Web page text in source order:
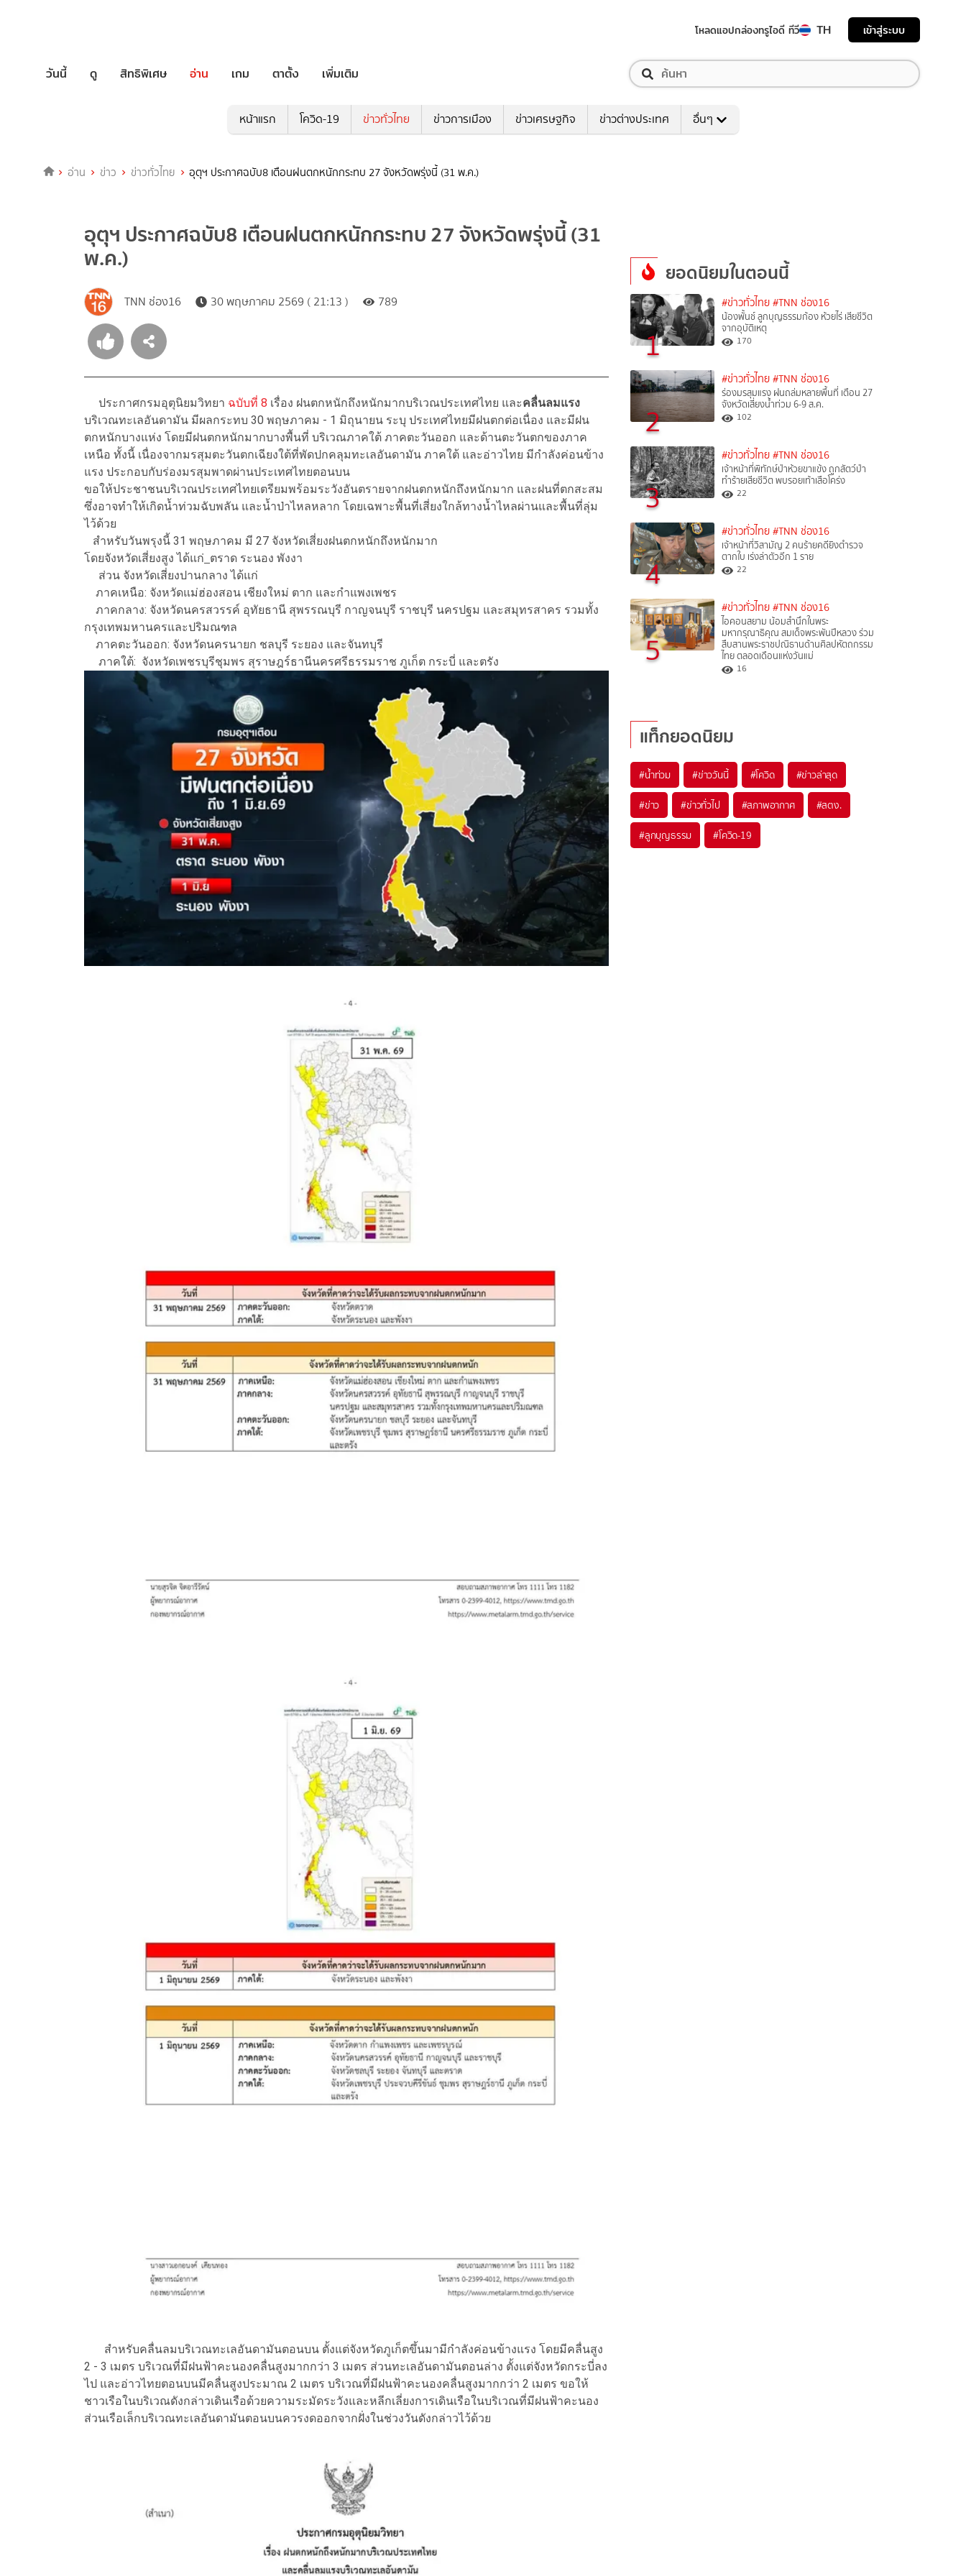
โหลดแอปกล่องทรูไอดี ทีวี TH เข้าสู่ระบบ
วันนี้ ดู สิทธิพิเศษ อ่าน เกม ตาตั้ง เพิ่มเติม
หน้าแรก โควิด-19 ข่าวทั่วไทย ข่าวการเมือง ข่าวเศรษฐกิจ ข่าวต่างประเทศ อื่นๆ
อ่าน ข่าว ข่าวทั่วไทย อุตุฯ ประกาศฉบับ8 เตือนฝนตกหนักกระทบ 27 จังหวัดพรุ่งนี้ (31 พ.ค.)
อุตุฯ ประกาศฉบับ8 เตือนฝนตกหนักกระทบ 27 จังหวัดพรุ่งนี้ (31
พ.ค.)
TNN ช่อง16 30 พฤษภาคม 2569 ( 21:13 ) 789
ประกาศกรมอุตุนิยมวิทยา ฉบับที่ 8 เรื่อง ฝนตกหนักถึงหนักมากบริเวณประเทศไทย และคลื่นลมแรง
บริเวณทะเลอันดามัน มีผลกระทบ 30 พฤษภาคม - 1 มิถุนายน ระบุ ประเทศไทยมีฝนตกต่อเนื่อง และมีฝน
ตกหนักบางแห่ง โดยมีฝนตกหนักมากบางพื้นที่ บริเวณภาคใต้ ภาคตะวันออก และด้านตะวันตกของภาค
เหนือ ทั้งนี้ เนื่องจากมรสุมตะวันตกเฉียงใต้ที่พัดปกคลุมทะเลอันดามัน ภาคใต้ และอ่าวไทย มีกำลังค่อนข้าง
แรง ประกอบกับร่องมรสุมพาดผ่านประเทศไทยตอนบน
ขอให้ประชาชนบริเวณประเทศไทยเตรียมพร้อมระวังอันตรายจากฝนตกหนักถึงหนักมาก และฝนที่ตกสะสม
ซึ่งอาจทำให้เกิดน้ำท่วมฉับพลัน และน้ำป่าไหลหลาก โดยเฉพาะพื้นที่เสี่ยงใกล้ทางน้ำไหลผ่านและพื้นที่ลุ่ม
ไว้ด้วย
สำหรับวันพรุงนี้ 31 พฤษภาคม มี 27 จังหวัดเสี่ยงฝนตกหนักถึงหนักมาก
โดยจังหวัดเสี่ยงสูง ได้แก่ ตราด ระนอง พังงา
ส่วน จังหวัดเสี่ยงปานกลาง ได้แก่
ภาคเหนือ: จังหวัดแม่ฮ่องสอน เชียงใหม่ ตาก และกำแพงเพชร
ภาคกลาง: จังหวัดนครสวรรค์ อุทัยธานี สุพรรณบุรี กาญจนบุรี ราชบุรี นครปฐม และสมุทรสาคร รวมทั้ง
กรุงเทพมหานครและปริมณฑล
ภาคตะวันออก: จังหวัดนครนายก ชลบุรี ระยอง และจันทบุรี
ภาคใต้: จังหวัดเพชรบุรีชุมพร สุราษฎร์ธานีนครศรีธรรมราช ภูเก็ต กระบี่ และตรัง
สำหรับคลื่นลมบริเวณทะเลอันดามันตอนบน ตั้งแต่จังหวัดภูเก็ตขึ้นมามีกำลังค่อนข้างแรง โดยมีคลื่นสูง
2 - 3 เมตร บริเวณที่มีฝนฟ้าคะนองคลื่นสูงมากกว่า 3 เมตร ส่วนทะเลอันดามันตอนล่าง ตั้งแต่จังหวัดกระบี่ลง
ไป และอ่าวไทยตอนบนมีคลื่นสูงประมาณ 2 เมตร บริเวณที่มีฝนฟ้าคะนองคลื่นสูงมากกว่า 2 เมตร ขอให้
ชาวเรือในบริเวณดังกล่าวเดินเรือด้วยความระมัดระวังและหลีกเลี่ยงการเดินเรือในบริเวณที่มีฝนฟ้าคะนอง
ส่วนเรือเล็กบริเวณทะเลอันดามันตอนบนควรงดออกจากฝั่งในช่วงวันดังกล่าวไว้ด้วย
ยอดนิยมในตอนนี้
1
#ข่าวทั่วไทย #TNN ช่อง16
น้องพั้นช์ ลูกบุญธรรมก้อง ห้วยไร่ เสียชีวิต
จากอุบัติเหตุ
170
2
#ข่าวทั่วไทย #TNN ช่อง16
ร่องมรสุมแรง ฝนถล่มหลายพื้นที่ เตือน 27
จังหวัดเสี่ยงน้ำท่วม 6-9 ส.ค.
102
3
#ข่าวทั่วไทย #TNN ช่อง16
เจ้าหน้าที่พิทักษ์ป่าห้วยขาแข้ง ถูกสัตว์ป่า
ทำร้ายเสียชีวิต พบรอยเท้าเสือโคร่ง
22
4
#ข่าวทั่วไทย #TNN ช่อง16
เจ้าหน้าที่วิสามัญ 2 คนร้ายคดียิงตำรวจ
ตากใบ เร่งล่าตัวอีก 1 ราย
22
5
#ข่าวทั่วไทย #TNN ช่อง16
ไอคอนสยาม น้อมสำนึกในพระ
มหากรุณาธิคุณ สมเด็จพระพันปีหลวง ร่วม
สืบสานพระราชปณิธานด้านศิลปหัตถกรรม
ไทย ตลอดเดือนแห่งวันแม่
16
แท็กยอดนิยม
#น้ำท่วม #ข่าววันนี้ #โควิด #ข่าวล่าสุด
#ข่าว #ข่าวทั่วไป #สภาพอากาศ #สตง.
#ลูกบุญธรรม #โควิด-19